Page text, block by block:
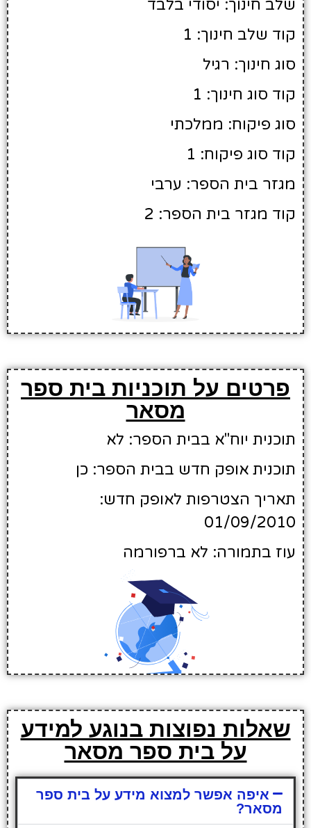
שלב חינוך: יסודי בלבד
קוד שלב חינוך: 1
סוג חינוך: רגיל
קוד סוג חינוך: 1
סוג פיקוח: ממלכתי
קוד סוג פיקוח: 1
מגזר בית הספר: ערבי
קוד מגזר בית הספר: 2
פרטים על תוכניות בית ספר
מסאר
תוכנית יוח"א בבית הספר: לא
תוכנית אופק חדש בבית הספר: כן
תאריך הצטרפות לאופק חדש:
01/09/2010
עוז בתמורה: לא ברפורמה
שאלות נפוצות בנוגע למידע
על בית ספר מסאר
איפה אפשר למצוא מידע על בית ספר
מסאר?